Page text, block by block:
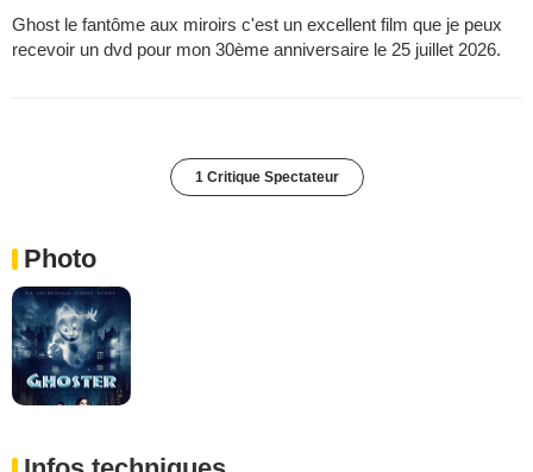
Ghost le fantôme aux miroirs c'est un excellent film que je peux
recevoir un dvd pour mon 30ème anniversaire le 25 juillet 2026.
1 Critique Spectateur
Photo